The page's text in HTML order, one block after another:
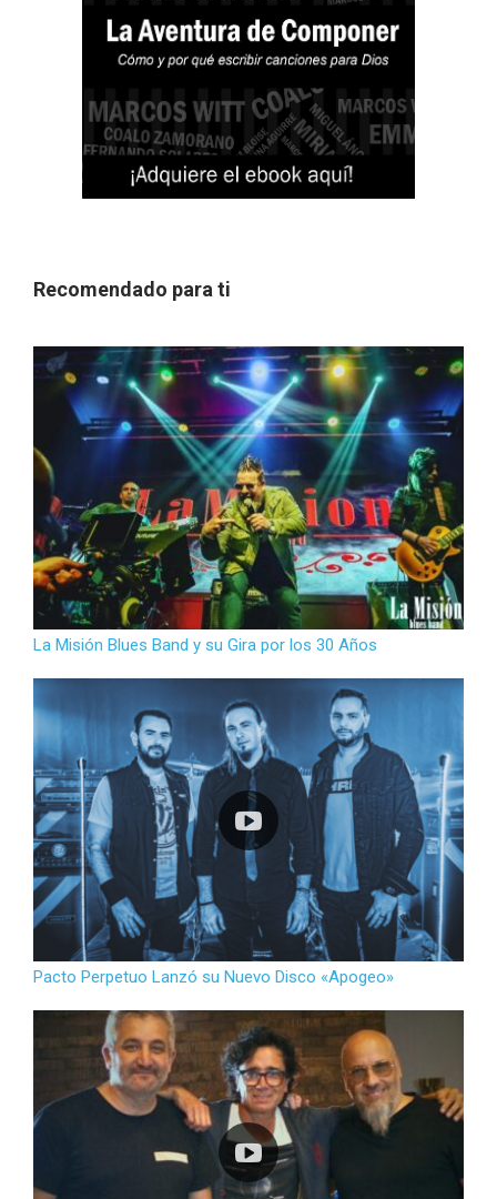
Recomendado para ti
La Misión Blues Band y su Gira por los 30 Años
Pacto Perpetuo Lanzó su Nuevo Disco «Apogeo»